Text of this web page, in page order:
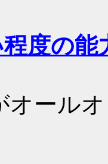
度の能
オール